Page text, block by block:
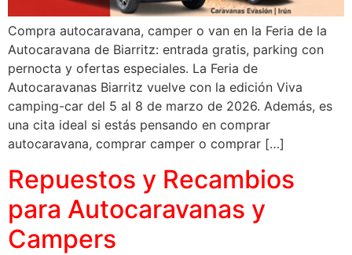
Compra autocaravana, camper o van en la Feria de la
Autocaravana de Biarritz: entrada gratis, parking con
pernocta y ofertas especiales. La Feria de
Autocaravanas Biarritz vuelve con la edición Viva
camping-car del 5 al 8 de marzo de 2026. Además, es
una cita ideal si estás pensando en comprar
autocaravana, comprar camper o comprar […]
Repuestos y Recambios
para Autocaravanas y
Campers